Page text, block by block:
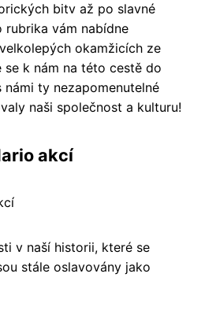
bitv až po slavné
vám nabídne
okamžicích ze
k nám na této cestě do
ty nezapomenutelné
naši společnost a kulturu!
akcí
v naší historii, které se
stále oslavovány jako